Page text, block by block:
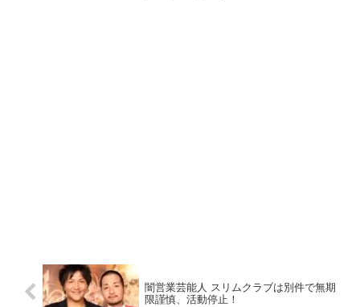
闇営業芸能人 スリムクラブは別件で無期
限謹慎、活動停止！